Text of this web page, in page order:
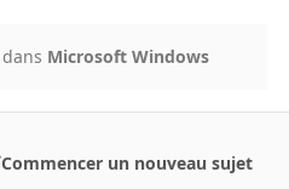
dans Microsoft Windows
Commencer un nouveau sujet